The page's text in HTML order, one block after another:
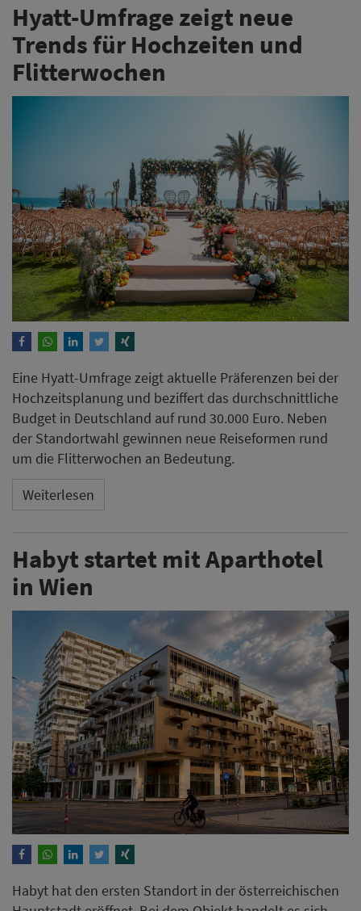
Hyatt-Umfrage zeigt neue
Trends für Hochzeiten und
Flitterwochen
Eine Hyatt-Umfrage zeigt aktuelle Präferenzen bei der
Hochzeitsplanung und beziffert das durchschnittliche
Budget in Deutschland auf rund 30.000 Euro. Neben
der Standortwahl gewinnen neue Reiseformen rund
um die Flitterwochen an Bedeutung.
Weiterlesen
Habyt startet mit Aparthotel
in Wien
Habyt hat den ersten Standort in der österreichischen